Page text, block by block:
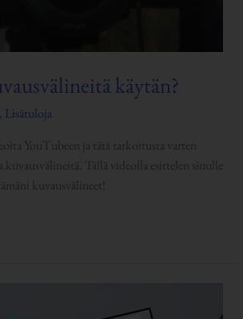
käytän?
, Lisätuloja
YouTubeen ja tätä tarkoitusta varten
kuvausvälineitä. Tällä videolla esittelen sinulle
kuvausvälineet!